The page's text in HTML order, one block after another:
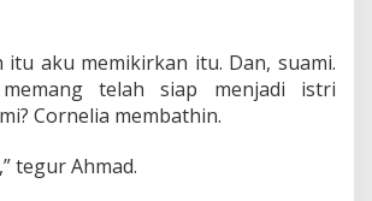
itu aku memikirkan itu. Dan, suami.
telah siap menjadi istri
Cornelia membathin.
tegur Ahmad.